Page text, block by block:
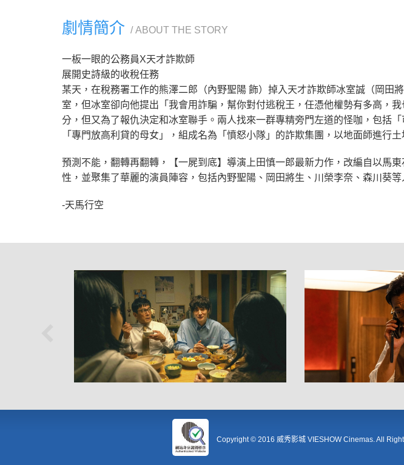
劇情簡介 ABOUT THE STORY
一板一眼的公務員X天才詐欺師
展開史詩級的收稅任務
某天，在稅務署工作的熊澤二郎（內野聖陽 飾）掉入天才詐欺師冰室誠（岡
室，但冰室卻向他提出「我會用詐騙，幫你對付逃稅王，任憑他權勢有多高，
分，但又為了報仇決定和冰室聯手。兩人找來一群專精旁門左道的怪咖，包括
「專門放高利貸的母女」，組成名為「憤怒小隊」的詐欺集團，以地面師進行
預測不能，翻轉再翻轉，【一屍到底】導演上田慎一郎最新力作，改編自以馬
性，並聚集了華麗的演員陣容，包括內野聖陽、岡田將生、川榮李奈、森川葵
-天馬行空
Copyright © 2016 威秀影城 VIESHOW Cinemas. All